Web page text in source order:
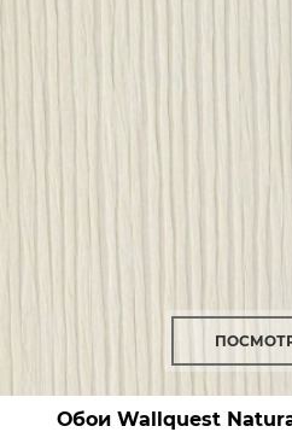
Обои Wallquest